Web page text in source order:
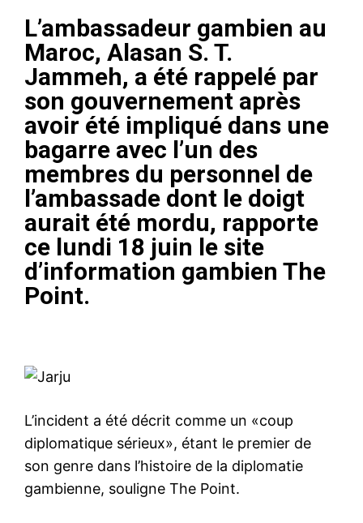
L’ambassadeur gambien au
Maroc, Alasan S. T.
Jammeh, a été rappelé par
son gouvernement après
avoir été impliqué dans une
bagarre avec l’un des
membres du personnel de
l’ambassade dont le doigt
aurait été mordu, rapporte
ce lundi 18 juin le site
d’information gambien The
Point.
L’incident a été décrit comme un «coup
diplomatique sérieux», étant le premier de
son genre dans l’histoire de la diplomatie
gambienne, souligne The Point.